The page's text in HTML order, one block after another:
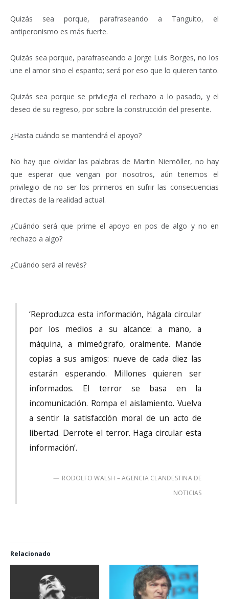
Quizás sea porque, parafraseando a Tanguito, el
antiperonismo es más fuerte.
Quizás sea porque, parafraseando a Jorge Luis Borges, no los
une el amor sino el espanto; será por eso que lo quieren tanto.
Quizás sea porque se privilegia el rechazo a lo pasado, y el
deseo de su regreso, por sobre la construcción del presente.
¿Hasta cuándo se mantendrá el apoyo?
No hay que olvidar las palabras de Martin Niemöller, no hay
que esperar que vengan por nosotros, aún tenemos el
privilegio de no ser los primeros en sufrir las consecuencias
directas de la realidad actual.
¿Cuándo será que prime el apoyo en pos de algo y no en
rechazo a algo?
¿Cuándo será al revés?
‘Reproduzca esta información, hágala circular
por los medios a su alcance: a mano, a
máquina, a mimeógrafo, oralmente. Mande
copias a sus amigos: nueve de cada diez las
estarán esperando. Millones quieren ser
informados. El terror se basa en la
incomunicación. Rompa el aislamiento. Vuelva
a sentir la satisfacción moral de un acto de
libertad. Derrote el terror. Haga circular esta
información’.
RODOLFO WALSH – AGENCIA CLANDESTINA DE
NOTICIAS
Relacionado